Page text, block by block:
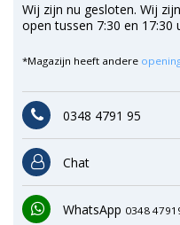
Wij zijn nu gesloten. Wij
open tussen 7:30 en 17:30
*Magazijn heeft andere
0348 4791 95
Chat
WhatsApp 0348